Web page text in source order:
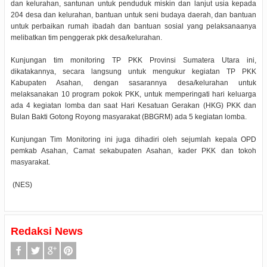
dan kelurahan, santunan untuk penduduk miskin dan lanjut usia kepada
204 desa dan kelurahan, bantuan untuk seni budaya daerah, dan bantuan
untuk perbaikan rumah ibadah dan bantuan sosial yang pelaksanaanya
melibatkan tim penggerak pkk desa/kelurahan.
Kunjungan tim monitoring TP PKK Provinsi Sumatera Utara ini,
dikatakannya, secara langsung untuk mengukur kegiatan TP PKK
Kabupaten Asahan, dengan sasarannya desa/kelurahan untuk
melaksanakan 10 program pokok PKK, untuk memperingati hari keluarga
ada 4 kegiatan lomba dan saat Hari Kesatuan Gerakan (HKG) PKK dan
Bulan Bakti Gotong Royong masyarakat (BBGRM) ada 5 kegiatan lomba.
Kunjungan Tim Monitoring ini juga dihadiri oleh sejumlah kepala OPD
pemkab Asahan, Camat sekabupaten Asahan, kader PKK dan tokoh
masyarakat.
(NES)
Redaksi News